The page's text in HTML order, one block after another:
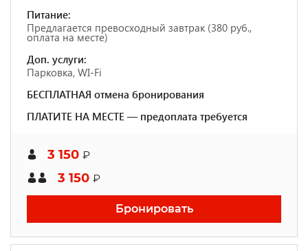
Питание:
Предлагается превосходный завтрак (380 руб.,
оплата на месте)
Доп. услуги:
Парковка, WI-Fi
БЕСПЛАТНАЯ отмена бронирования
ПЛАТИТЕ НА МЕСТЕ — предоплата требуется
3 150 ₽
3 150 ₽
Бронировать